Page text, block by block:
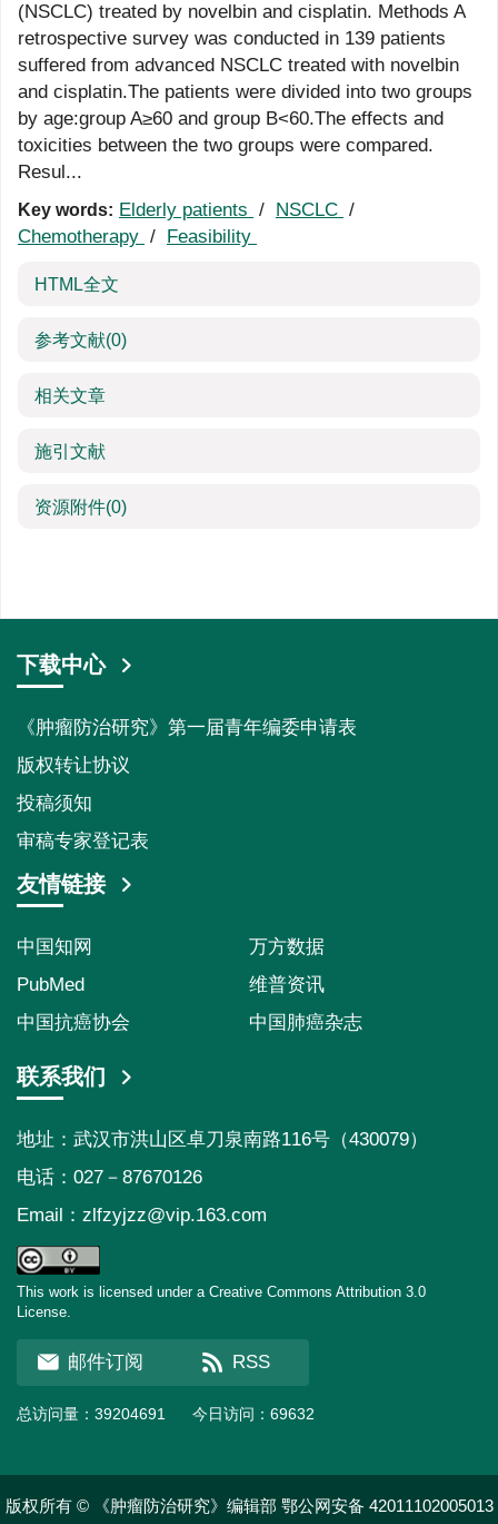
(NSCLC) treated by novelbin and cisplatin. Methods A
retrospective survey was conducted in 139 patients
suffered from advanced NSCLC treated with novelbin
and cisplatin.The patients were divided into two groups
by age:group A≥60 and group B<60.The effects and
toxicities between the two groups were compared.
Resul...
Key words: Elderly patients / NSCLC /
Chemotherapy / Feasibility
HTML全文
参考文献(0)
相关文章
施引文献
资源附件(0)
下载中心
《肿瘤防治研究》第一届青年编委申请表
版权转让协议
投稿须知
审稿专家登记表
友情链接
中国知网
万方数据
PubMed
维普资讯
中国抗癌协会
中国肺癌杂志
联系我们
地址：武汉市洪山区卓刀泉南路116号（430079）
电话：027－87670126
Email： zlfzyjzz@vip.163.com
This work is licensed under a Creative Commons Attribution 3.0
License.
邮件订阅 RSS
总访问量： 39204691 今日访问： 69632
版权所有 © 《肿瘤防治研究》编辑部 鄂公网安备 42011102005013